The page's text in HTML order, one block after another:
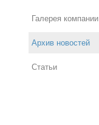
Галерея компании
Архив новостей
Статьи